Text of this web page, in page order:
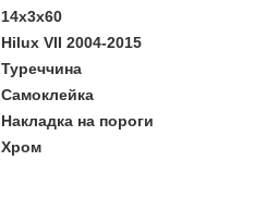
14x3x60
Hilux VII 2004-2015
Туреччина
Самоклейка
Накладка на пороги
Хром